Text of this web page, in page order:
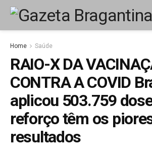
Home Saúde
RAIO-X DA
CONTRA A COVID
aplicou 503.759
reforço têm os
resultados